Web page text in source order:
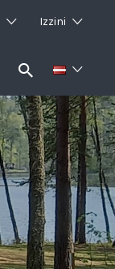
Izzini